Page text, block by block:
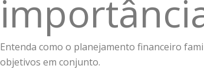
Entenda como o planejamento financeiro
objetivos em conjunto.